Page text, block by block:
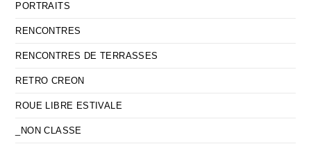
PORTRAITS
RENCONTRES
RENCONTRES DE TERRASSES
RETRO CREON
ROUE LIBRE ESTIVALE
_NON CLASSE